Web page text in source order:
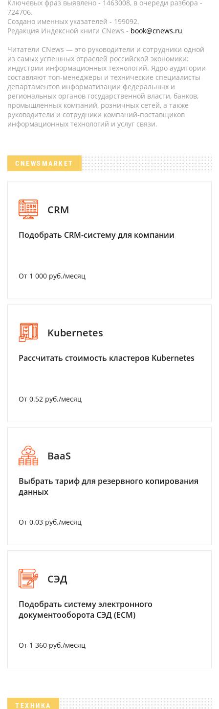
Ключевых фраз выявлено - 1463008, в очереди разбора -
724706.
Создано именных указателей - 199092.
Редакция Индексной книги CNews - book@cnews.ru
Читатели CNews — это руководители и сотрудники одной
из самых успешных отраслей российской экономики:
индустрии информационных технологий. Ядро аудитории
составляют топ-менеджеры и технические специалисты
департаментов информатизации федеральных и
региональных органов государственной власти, банков,
промышленных компаний, розничных сетей, а также
руководители и сотрудники компаний-поставщиков
информационных технологий и услуг связи.
CNEWSMARKET
CRM
Подобрать CRM-систему для компании
От 1 000 руб./месяц
Kubernetes
Рассчитать стоимость кластеров Kubernetes
От 0.52 руб./месяц
BaaS
Выбрать тариф для резервного копирования
данных
От 0.03 руб./месяц
СЭД
Подобрать систему электронного
документооборота СЭД (ECM)
От 1 360 руб./месяц
ТЕХНИКА